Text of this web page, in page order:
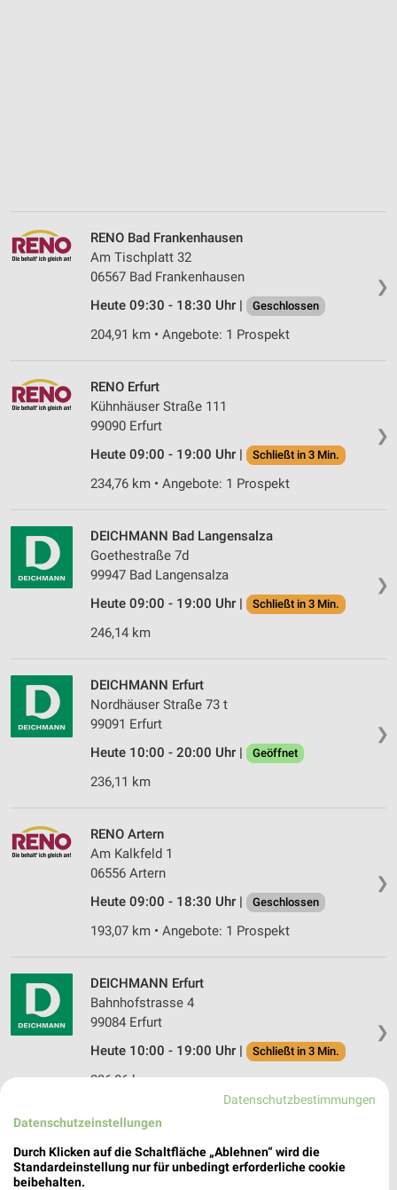
❯
RENO Bad Frankenhausen
Am Tischplatt 32
06567 Bad Frankenhausen
Heute 09:30 - 18:30 Uhr |
Geschlossen
204,91 km • Angebote: 1 Prospekt
❯
RENO Erfurt
Kühnhäuser Straße 111
99090 Erfurt
Heute 09:00 - 19:00 Uhr |
Schließt in 3 Min.
234,76 km • Angebote: 1 Prospekt
❯
DEICHMANN Bad Langensalza
Goethestraße 7d
99947 Bad Langensalza
Heute 09:00 - 19:00 Uhr |
Schließt in 3 Min.
246,14 km
❯
DEICHMANN Erfurt
Nordhäuser Straße 73 t
99091 Erfurt
Heute 10:00 - 20:00 Uhr |
Geöffnet
236,11 km
❯
RENO Artern
Am Kalkfeld 1
06556 Artern
Heute 09:00 - 18:30 Uhr |
Geschlossen
193,07 km • Angebote: 1 Prospekt
❯
DEICHMANN Erfurt
Bahnhofstrasse 4
99084 Erfurt
Heute 10:00 - 19:00 Uhr |
Schließt in 3 Min.
236,86 km
DEICHMANN Erfurt
Hermsdorfer Straße 4
99099 Erfurt
Datenschutzbestimmungen
Datenschutzeinstellungen
Durch Klicken auf die Schaltfläche „Ablehnen“ wird die
Standardeinstellung nur für unbedingt erforderliche cookie
beibehalten.